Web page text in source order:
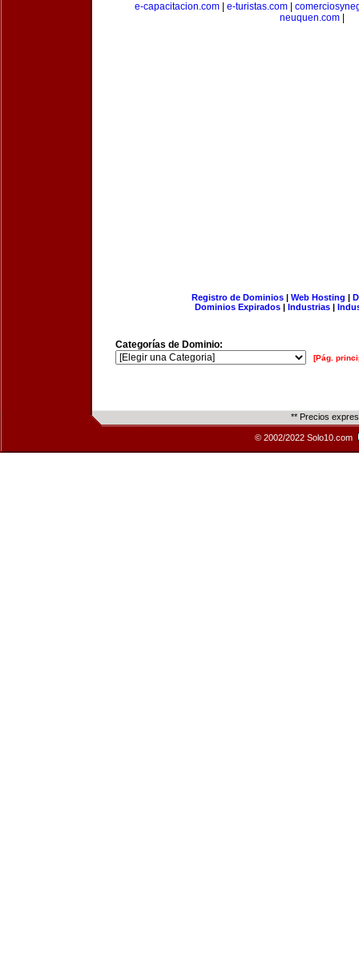
e-capacitacion.com
e-turistas.com
neuquen.com|
Registro de Dominios| Web Hosting |
Dominios Expirados | Industrias |
Categorías de Dominio:
[Pág.
** Precios
© 2002/2022 Solo10.com